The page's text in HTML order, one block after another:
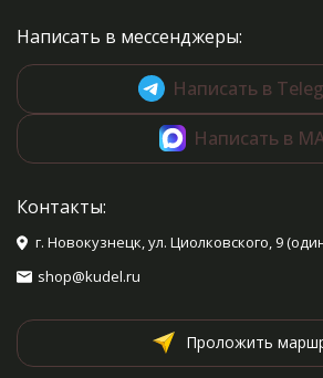
Написать в мессенджеры:
Написать в
Написать в
Контакты:
г. Новокузнецк, ул. Циолковского, 9
shop@kudel.ru
Проложить